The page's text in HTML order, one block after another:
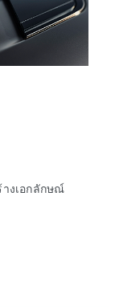
งเอกลักษณ์